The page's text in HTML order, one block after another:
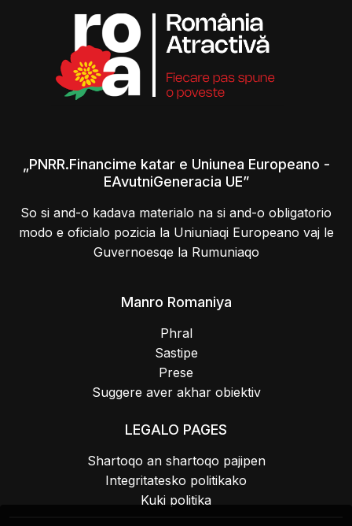
„PNRR.Financime katar e Uniunea Europeano -
EAvutniGeneracia UE”
So si and-o kadava materialo na si and-o obligatorio
modo e oficialo pozicia la Uniuniaqi Europeano vaj le
Guvernoesqe la Rumuniaqo
Manro Romaniya
Phral
Sastipe
Prese
Suggere aver akhar obiektiv
LEGALO PAGES
Shartoqo an shartoqo pajipen
Integritatesko politikako
Kuki politika